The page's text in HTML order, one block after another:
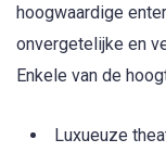
hoogwaardige
onvergetelijke en
Enkele van de
Luxueuze